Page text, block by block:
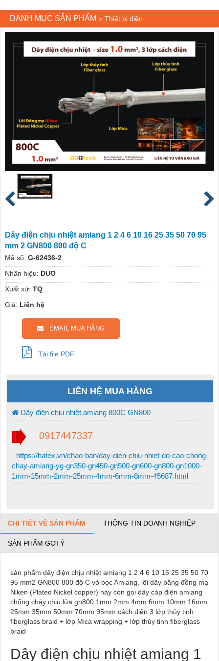
DANH MỤC SẢN PHẨM » Thiết bị điện
Dây điện chịu nhiệt amiang 1 2 4 6 10 16 25 35 50 70 95
mm 2 GN800 800 độ C
Mã số: G-62436-2
Nhãn hiệu: DUO
Xuất xứ: TQ
Giá: Liên hệ
EMAIL MUA HÀNG
Tải file PDF
LIÊN HỆ MUA HÀNG
Dây điện chịu nhiệt amiang 800C GN800
0917447337
https://hatex.vn/chao-ban/day-dien-chiu-nhiet-do-cao-chong-
chay-amiang-yg-gn350-gn450-gn500-gn600-gn800-gn1000-
1mm-15mm-2mm-25mm-4mm-6mm-8mm-45687.html
CHI TIẾT VỀ SẢN PHẨM THÔNG TIN DOANH NGHIỆP
SẢN PHẨM GỢI Ý
sản phẩm dây điện chịu nhiệt amiang 1 2 4 6 10 16 25 35 50 70
95 mm2 GN800 800 độ C vỏ bọc Amiang, lõi dây bằng đồng mạ
Niken (Plated Nickel copper) hay còn gọi dây cáp điện amiang
chống cháy chịu lửa gn800 1mm 2mm 4mm 6mm 10mm 16mm
25mm 35mm 50mm 70mm 95mm cách điện 3 lớp thủy tinh
fiberglass braid + lớp Mica wrapping + lớp thủy tinh fiberglass
braid
Dây điện chịu nhiệt amiang 1